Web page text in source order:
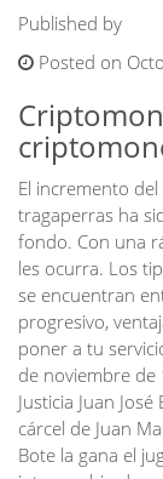
Published by
Posted on
El incremento
tragaperras ha
fondo. Con una
les ocurra. Los
se encuentran
progresivo,
poner a tu
de noviembre
Justicia Juan
cárcel de Juan
Bote la gana el